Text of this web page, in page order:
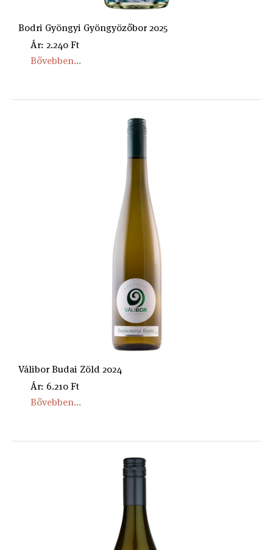
Bodri Gyöngyi Gyöngyözőbor 2025
Ár: 2.240 Ft
Bővebben...
Válibor Budai Zöld 2024
Ár: 6.210 Ft
Bővebben...